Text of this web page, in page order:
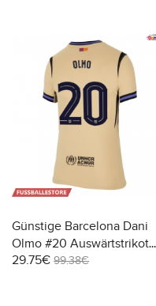
Günstige Barcelona Dani
Olmo #20 Auswärtstrikot
Damen 2025-26 Kurzarm
29.75€ 99.38€